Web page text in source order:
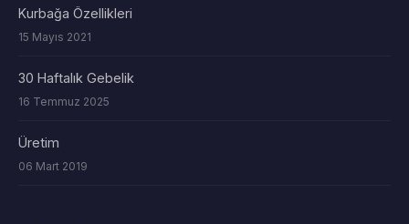
Kurbağa Özellikleri
15 Mayıs 2021
30 Haftalık Gebelik
16 Temmuz 2025
Üretim
06 Mart 2019